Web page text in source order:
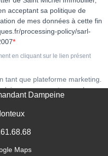
Dampeine
Maps